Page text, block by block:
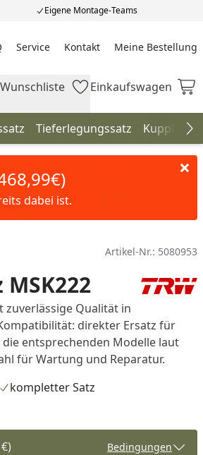
Eigene Montage-Teams
Service Kontakt Meine Bestellung
Meine Bestellung
Wunschliste
Wunschliste Einkaufswagen
Einkaufswagen
Tieferlegungssatz
dabei ist.
Artikel-Nr.: 5080953
zuverlässige Qualität in
direkter Ersatz für
entsprechenden Modelle laut
für Wartung und Reparatur.
kompletter Satz
Bedingungen